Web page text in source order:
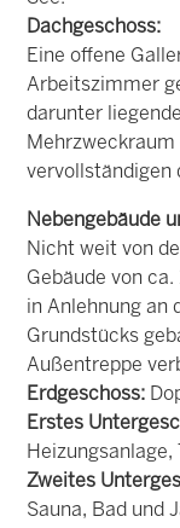
Dachgeschoss:
Eine offene
Arbeitszimmer
darunter
vervollständigen
Nebengebäude
Nicht weit von
Gebäude von
in Anlehnung an
Grundstücks
Außentreppe
Erdgeschoss:
Erstes
Heizungsanlage,
Zweites
Sauna, Bad und